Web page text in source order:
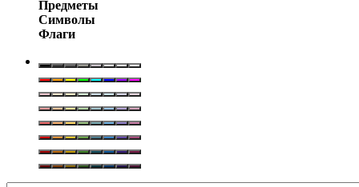
Предметы
Символы
Флаги